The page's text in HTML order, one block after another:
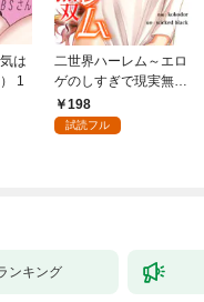
は
1
二世界ハーレム～エロ
ゲのしすぎで現実無双
～１198
試読フル
ンキング